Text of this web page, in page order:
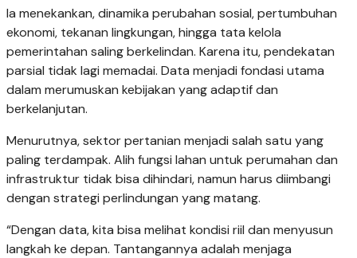
Ia menekankan, dinamika perubahan sosial, pertumbuhan
ekonomi, tekanan lingkungan, hingga tata kelola
pemerintahan saling berkelindan. Karena itu, pendekatan
parsial tidak lagi memadai. Data menjadi fondasi utama
dalam merumuskan kebijakan yang adaptif dan
berkelanjutan.
Menurutnya, sektor pertanian menjadi salah satu yang
paling terdampak. Alih fungsi lahan untuk perumahan dan
infrastruktur tidak bisa dihindari, namun harus diimbangi
dengan strategi perlindungan yang matang.
“Dengan data, kita bisa melihat kondisi riil dan menyusun
langkah ke depan. Tantangannya adalah menjaga